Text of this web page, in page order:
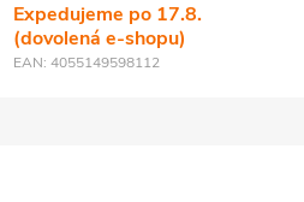
Expedujeme po 17.8.
(dovolená e-shopu)
EAN: 4055149598112